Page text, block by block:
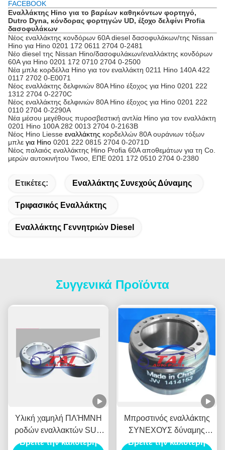
FACEBOOK
Εναλλάκτης Hino για το βαρέων καθηκόντων φορτηγό,
Dutro Dyna, κόνδορας φορτηγών UD, έξοχο δελφίνι Profia
δασοφυλάκων
Νέος εναλλάκτης κονδόρων 60A diesel δασοφυλάκων/της Nissan
Hino για Hino 0201 172 0611 2704 0-2481
Νέο diesel της Nissan Hino/δασοφυλάκων/εναλλάκτης κονδόρων
60A για Hino 0201 172 0710 2704 0-2500
Νέα μπλε κορδέλλα Hino για τον εναλλάκτη 0211 Hino 140A 422
0117 2702 0-E0071
Νέος εναλλάκτης δελφινιών 80A Hino έξοχος για Hino 0201 222
1312 2704 0-2270C
Νέος εναλλάκτης δελφινιών 80A Hino έξοχος για Hino 0201 222
0110 2704 0-2290A
Νέα μέσου μεγέθους πυροσβεστική αντλία Hino για τον εναλλάκτη
0201 Hino 100A 282 0013 2704 0-2163B
Νέος Hino Liesse εναλλάκτης κορδελλών 80A ουράνιων τόξων
μπλε για Hino 0201 222 0815 2704 0-2071D
Νέος παλαιός εναλλάκτης Hino Profia 60A αποθεμάτων για τη Co.
μερών αυτοκινήτου Twoo, ΕΠΕ 0201 172 0510 2704 0-2380
Ετικέτες: Εναλλάκτης Συνεχούς Δύναμης
Τριφασικός Εναλλάκτης
Εναλλάκτης Γεννητριών Diesel
Συγγενικά Προϊόντα
Υλική χαμηλή ΠΛΉΜΝΗ
ροδών εναλλακτών SUV
περιστροφής/λεπτό
Βρείτε την καλύτερη
Μπροστινός εναλλάκτης
ΣΥΝΕΧΟΥΣ δύναμης
Tambor Freno Delantero
Βρείτε την καλύτερη